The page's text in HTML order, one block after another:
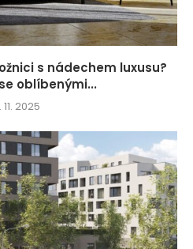
s nádechem luxusu?
oblíbenými...
11. 2025